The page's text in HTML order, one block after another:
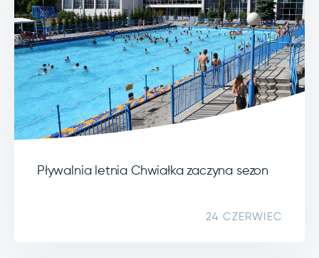
Pływalnia letnia Chwiałka zaczyna sezon
24 CZERWIEC